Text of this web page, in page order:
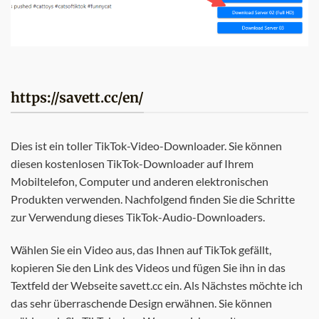
https://savett.cc/en/
Dies ist ein toller TikTok-Video-Downloader. Sie können
diesen kostenlosen TikTok-Downloader auf Ihrem
Mobiltelefon, Computer und anderen elektronischen
Produkten verwenden. Nachfolgend finden Sie die Schritte
zur Verwendung dieses TikTok-Audio-Downloaders.
Wählen Sie ein Video aus, das Ihnen auf TikTok gefällt,
kopieren Sie den Link des Videos und fügen Sie ihn in das
Textfeld der Webseite savett.cc ein. Als Nächstes möchte ich
das sehr überraschende Design erwähnen. Sie können